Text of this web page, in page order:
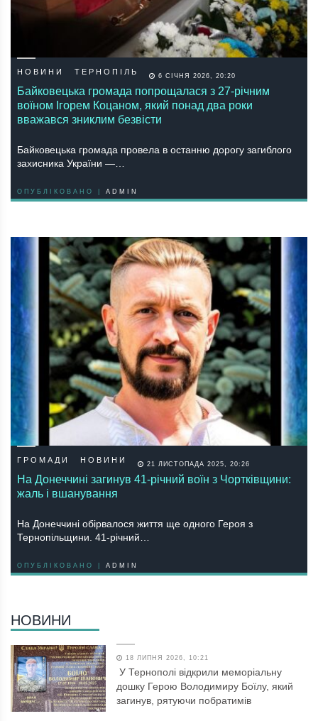
НОВИНИ ТЕРНОПІЛЬ 6 СІЧНЯ 2026, 20:20
Байковецька громада попрощалася з 27-річним
воїном Ігорем Коцаном, який понад два роки
вважався зниклим безвісти
Байковецька громада провела в останню дорогу загиблого
захисника України —…
ОПУБЛІКОВАНО | ADMIN
ГРОМАДИ НОВИНИ 21 ЛИСТОПАДА 2025, 20:26
На Донеччині загинув 41‑річний воїн з Чортківщини:
жаль і вшанування
На Донеччині обірвалося життя ще одного Героя з
Тернопільщини. 41-річний…
ОПУБЛІКОВАНО | ADMIN
НОВИНИ
18 ЛИПНЯ 2026, 10:21
У Тернополі відкрили меморіальну
дошку Герою Володимиру Боїлу, який
загинув, рятуючи побратимів